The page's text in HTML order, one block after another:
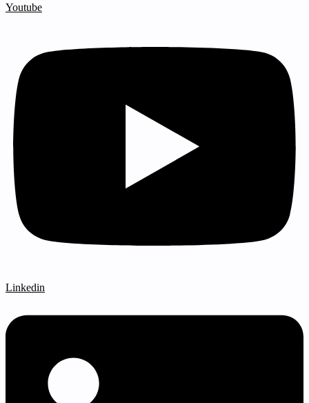
Youtube
Linkedin